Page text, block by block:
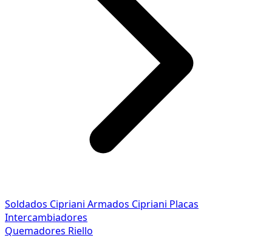
Soldados Cipriani Armados Cipriani Placas
Intercambiadores
Quemadores Riello